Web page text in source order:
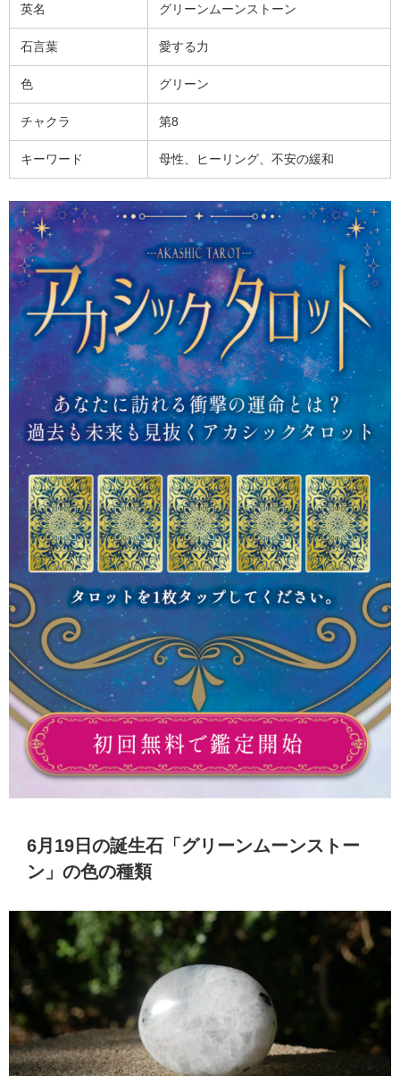
英名 グリーンムーンストーン
石言葉 愛する力
色 グリーン
チャクラ 第8
キーワード 母性、ヒーリング、不安の緩和
6月19日の誕生石「グリーンムーンストー
ン」の色の種類